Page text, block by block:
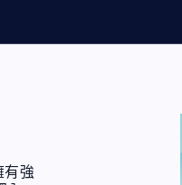
有強